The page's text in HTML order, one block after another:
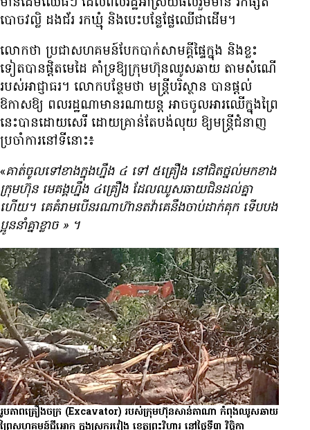
បោច​​វល្លិ ដង​ជ័រ រក​ឃ្មុំ និង​បេះ​បន្លែ​ផ្លែឈើ​ជាដើម។
លោក​ថា ប្រជា​សហគមន៍​បែក​បាក់​សាមគ្គី​ផ្ទៃក្នុង និង​ខ្លះ​
ទៀត​បាន​ផ្ដិត​មេដៃ​ គាំទ្រ​ឱ្យ​ក្រុមហ៊ុន​ឈូស​ឆាយ តាម​សំណើ​
របស់​អាជ្ញាធរ។ លោក​បន្ថែម​ថា មន្ត្រី​បរិស្ថាន បាន​ផ្ដល់​
ឱកាស​ឱ្យ​ ពលរដ្ឋ​ណា​មាន​រណា​យន្ត អាច​ចូល​អារ​ឈើ​ក្នុង​ព្រៃ​
នេះ​បាន​ដោយ​សេរី ​ដោយ​គ្រាន់​តែ​បង់​លុយ​ ឱ្យ​មន្ត្រី​ជំនាញ
ប្រចាំការ​នៅ​ទីនោះ៖
«គាត់​ចូល​ទៅ​ខាង​ក្នុង​ហ្នឹង ៤ ទៅ ៥គ្រឿង​ នៅ​ជិត​ថ្នល់​មក​ខាង​
ក្រុមហ៊ុន​ មេគង្គ​ហ្នឹង ៤គ្រឿង ដែល​ឈូស​ឆាយ​ជិន​ដល់​គ្នា​
ហើយ។ គេ​គំរាម​បើ​នរណា​ហ៊ាន​តវ៉ា​គេ​នឹង​ចាប់​ដាក់​គុក ទើប​បង​
ប្អូន​នាំ​គ្នា​ខ្លាច » ។
រូបភាព​គ្រឿងចក្រ (Excavator) របស់​ក្រុមហ៊ុន​សាន់តាណា កំពុង​ឈូស​ឆាយ​
ព្រៃ​សហគមន៍​ជីអោក ក្នុង​ស្រុករវៀង ខេត្តព្រះវិហារ នៅ​ថ្ងៃ​ទី៣ វិច្ឆិកា